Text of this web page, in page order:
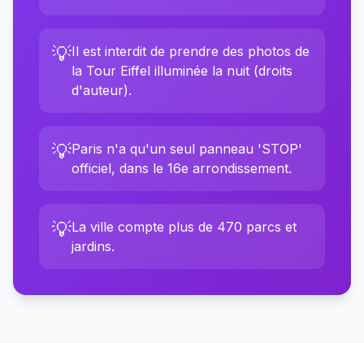
💡Il est interdit de prendre des photos de
la Tour Eiffel illuminée la nuit (droits
d'auteur).
💡Paris n'a qu'un seul panneau 'STOP'
officiel, dans le 16e arrondissement.
💡La ville compte plus de 470 parcs et
jardins.